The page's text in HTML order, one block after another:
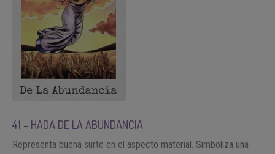
41 – HADA DE LA ABUNDANCIA
Representa buena surte en el aspecto material. Simboliza una